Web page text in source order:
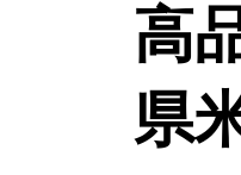
高
県